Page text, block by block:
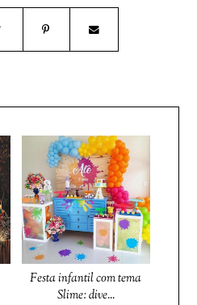
Festa infantil com tema
Slime: dive...